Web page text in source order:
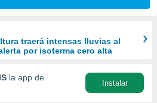
traerá intensas lluvias al
por isoterma cero alta
la app de
Instalar